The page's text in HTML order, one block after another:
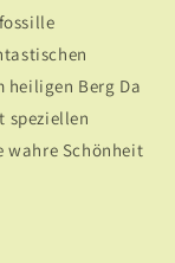
heiligen Berg Da
speziellen
wahre Schönheit